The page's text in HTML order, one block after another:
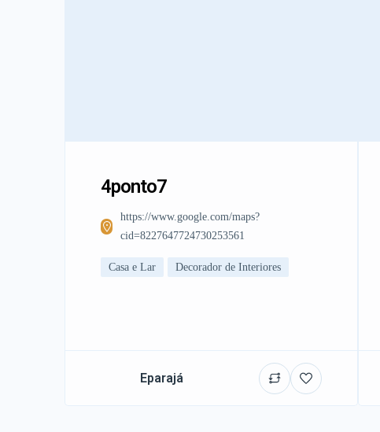
4ponto7
https://www.google.com/maps?
cid=8227647724730253561
Casa e Lar Decorador de Interiores
Eparajá